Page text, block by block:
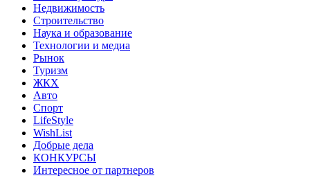
Недвижимость
Строительство
Наука и образование
Технологии и медиа
Рынок
Туризм
ЖКХ
Авто
Спорт
LifeStyle
WishList
Добрые дела
КОНКУРСЫ
Интересное от партнеров